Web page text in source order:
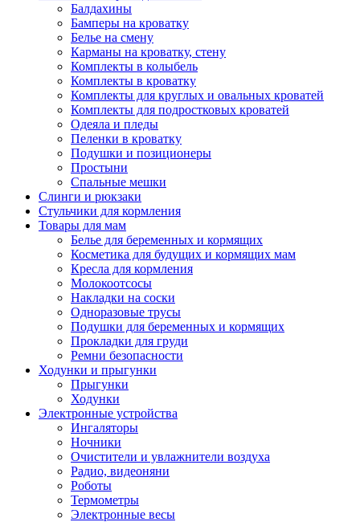
Балдахины
Бамперы на кроватку
Белье на смену
Карманы на кроватку, стену
Комплекты в колыбель
Комплекты в кроватку
Комплекты для круглых и овальных кроватей
Комплекты для подростковых кроватей
Одеяла и пледы
Пеленки в кроватку
Подушки и позиционеры
Простыни
Спальные мешки
Слинги и рюкзаки
Стульчики для кормления
Товары для мам
Белье для беременных и кормящих
Косметика для будущих и кормящих мам
Кресла для кормления
Молокоотсосы
Накладки на соски
Одноразовые трусы
Подушки для беременных и кормящих
Прокладки для груди
Ремни безопасности
Ходунки и прыгунки
Прыгунки
Ходунки
Электронные устройства
Ингаляторы
Ночники
Очистители и увлажнители воздуха
Радио, видеоняни
Роботы
Термометры
Электронные весы